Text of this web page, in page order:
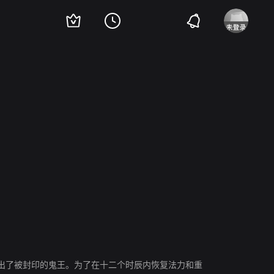
被封印的鬼王。为了在十二个时辰内恢复法力和重